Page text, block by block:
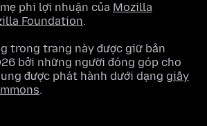
phi lợi nhuận của Mozilla
Foundation.
trong trang này được giữ bản
bởi những người đóng góp cho
được phát hành dưới dạng giấy
.